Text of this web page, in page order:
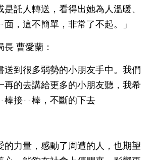
託人轉送，看得出她為人溫暖、
，這不簡單，非常了不起。」
曹愛蘭：
送到很多弱勢的小朋友手中。我們
再的去講給更多的小朋友聽，我希
棒接ㄧ棒，不斷的下去
的力量，感動了周遭的人，也期望